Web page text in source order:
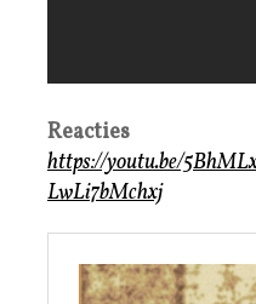
Reacties
https://youtu.be/
LwLi7bMchxj